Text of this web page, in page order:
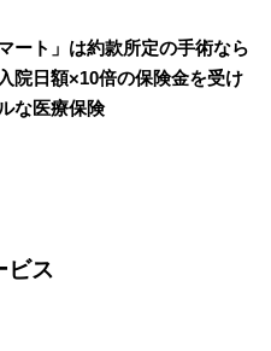
ート」は約款所定の手術なら
院日額×10倍の保険金を受け
な医療保険
ビス